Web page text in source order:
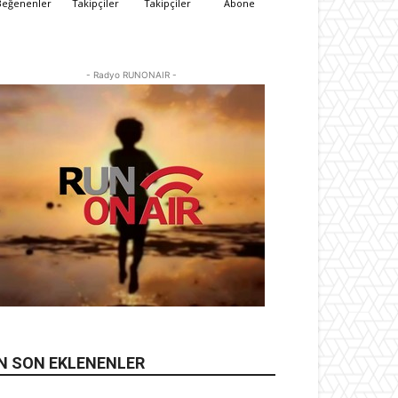
Takipçiler Takipçiler Abone
- Radyo RUNONAIR -
SON EKLENENLER